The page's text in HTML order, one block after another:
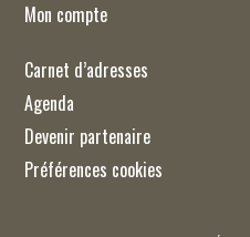
Mon compte
Carnet d’adresses
Agenda
Devenir partenaire
Préférences cookies